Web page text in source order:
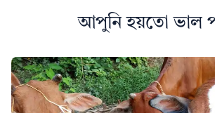
আপুনি হয়তো ভাল